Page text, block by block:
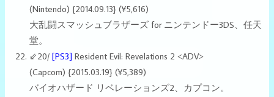
(Nintendo) {2014.09.13} (¥5,616)
大乱闘スマッシュブラザーズ for ニンテンドー3DS、任天
堂。
⇙20/ [PS3] Resident Evil: Revelations 2 <ADV>
(Capcom) {2015.03.19} (¥5,389)
バイオハザード リベレーションズ2、カプコン。